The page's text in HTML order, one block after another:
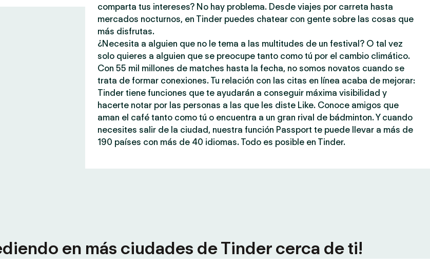
comparta tus intereses? No hay problema. Desde viajes por carreta hasta
mercados nocturnos, en Tinder puedes chatear con gente sobre las cosas que
más disfrutas.
¿Necesita a alguien que no le tema a las multitudes de un festival? O tal vez
solo quieres a alguien que se preocupe tanto como tú por el cambio climático.
Con 55 mil millones de matches hasta la fecha, no somos novatos cuando se
trata de formar conexiones. Tu relación con las citas en línea acaba de mejorar:
Tinder tiene funciones que te ayudarán a conseguir máxima visibilidad y
hacerte notar por las personas a las que les diste Like. Conoce amigos que
aman el café tanto como tú o encuentra a un gran rival de bádminton. Y cuando
necesites salir de la ciudad, nuestra función Passport te puede llevar a más de
190 países con más de 40 idiomas. Todo es posible en Tinder.
en más ciudades de Tinder cerca de ti!